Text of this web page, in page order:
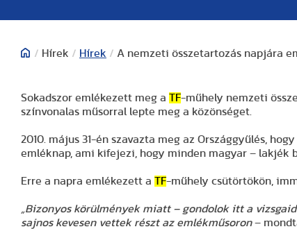
/ Hírek / Hírek / A nemzeti összetartozás napjára
Sokadszor emlékezett meg a TF-műhely nemzeti
színvonalas műsorral lepte meg a közönséget.
2010. május 31-én szavazta meg az Országgyűlés,
emléknap, ami kifejezi, hogy minden magyar – lakjék
Erre a napra emlékezett a TF-műhely csütörtökön,
„Bizonyos körülmények miatt – gondolok itt a
sajnos kevesen vettek részt az emlékműsoron–